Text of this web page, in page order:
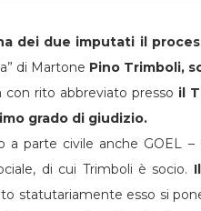
dei due imputati il
di Martone Pino Trimboli,
rito abbreviato presso il
grado di giudizio.
a parte civile anche GOEL
di cui Trimboli è socio.
statutariamente esso si